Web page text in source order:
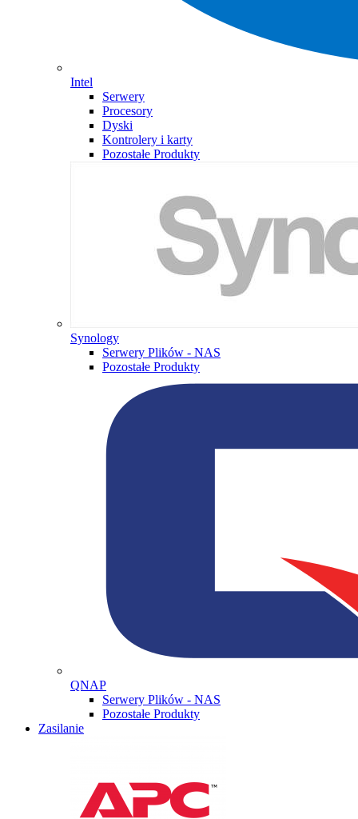
Intel
Serwery
Procesory
Dyski
Kontrolery i karty
Pozostałe Produkty
Synology
Serwery Plików - NAS
Pozostałe Produkty
QNAP
Serwery Plików - NAS
Pozostałe Produkty
Zasilanie